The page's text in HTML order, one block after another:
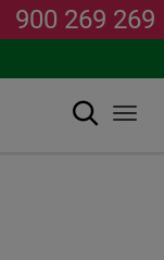
900 269 269
Search